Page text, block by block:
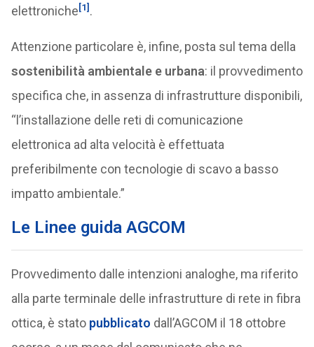
elettroniche[1] .
Attenzione particolare è, infine, posta sul tema della
sostenibilità ambientale e urbana: il provvedimento
specifica che, in assenza di infrastrutture disponibili,
“l’installazione delle reti di comunicazione
elettronica ad alta velocità è effettuata
preferibilmente con tecnologie di scavo a basso
impatto ambientale.”
Le Linee guida AGCOM
Provvedimento dalle intenzioni analoghe, ma riferito
alla parte terminale delle infrastrutture di rete in fibra
ottica, è stato pubblicato dall’AGCOM il 18 ottobre